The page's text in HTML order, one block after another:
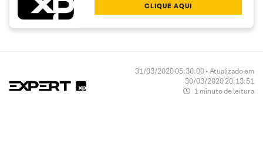
CLIQUE AQUI
31/03/2020 05:30:00 • Atualizado em
30/03/2020 20:13:51
1 minuto de leitura